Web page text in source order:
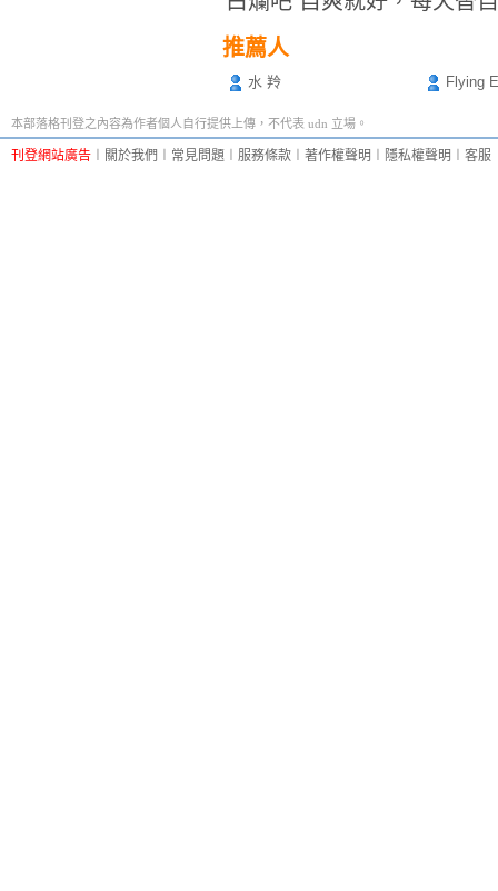
推薦人
水 羚 Flying
本部落格刊登之內容為作者個人自行提供上傳，不代表 udn 立場。
刊登網站廣告 關於我們 常見問題 服務條款 著作權聲明 隱私權聲明 客服